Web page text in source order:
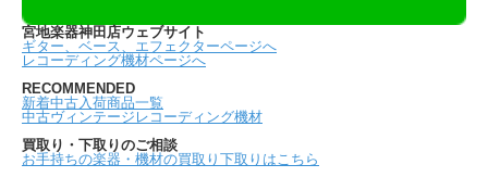
宮地楽器神田店ウェブサイト
ギター、ベース、エフェクターページへ
レコーディング機材ページへ
RECOMMENDED
新着中古入荷商品一覧
中古ヴィンテージレコーディング機材
買取り・下取りのご相談
お手持ちの楽器・機材の買取り下取りはこちら